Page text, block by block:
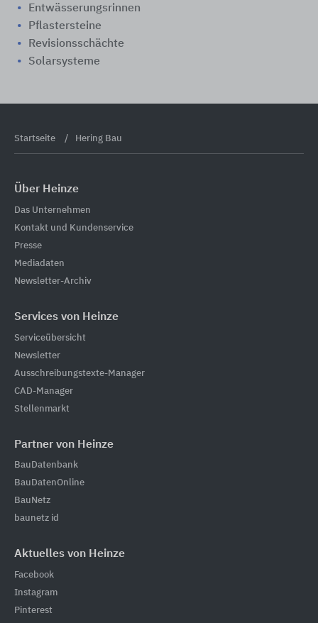
Entwässerungsrinnen
Pflastersteine
Revisionsschächte
Solarsysteme
Startseite Hering Bau
Über Heinze
Das Unternehmen
Kontakt und Kundenservice
Presse
Mediadaten
Newsletter-Archiv
Services von Heinze
Serviceübersicht
Newsletter
Ausschreibungstexte-Manager
CAD-Manager
Stellenmarkt
Partner von Heinze
BauDatenbank
BauDatenOnline
BauNetz
baunetz id
Aktuelles von Heinze
Facebook
Instagram
Pinterest